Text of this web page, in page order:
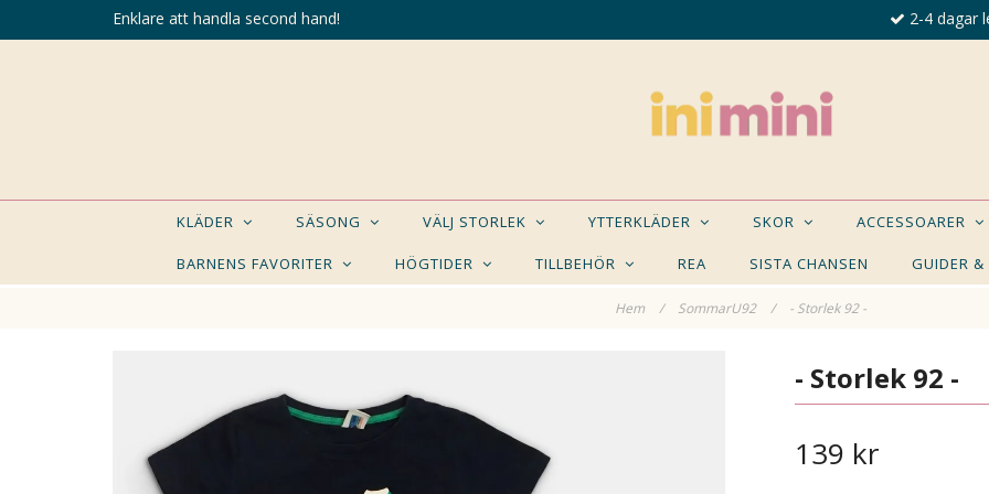
Enklare att handla second hand! 2-4 dagar
KLÄDER SÄSONG VÄLJ STORLEK YTTERKLÄDER SKOR ACCESSOARER
BARNENS FAVORITER HÖGTIDER TILLBEHÖR REA SISTA CHANSEN GUIDER &
Hem / SommarU92 / - Storlek 92 -
KANSKE NÅGON AV DESSA PRODUKTER KAN- Storlek 92 -
139 kr